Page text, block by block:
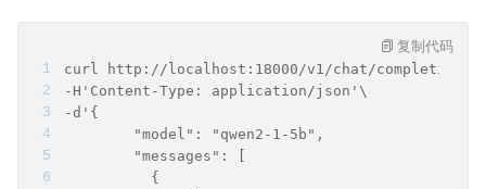
curl http://localhost:18000/v1/chat/completions\
-H'Content-Type: application/json'\
-d'{
        "model": "qwen2-1-5b",
        "messages": [
          {
复制代码